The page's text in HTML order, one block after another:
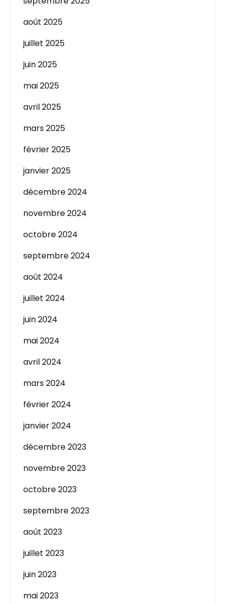
août 2025
juillet 2025
juin 2025
mai 2025
avril 2025
mars 2025
février 2025
janvier 2025
décembre 2024
novembre 2024
octobre 2024
septembre 2024
août 2024
juillet 2024
juin 2024
mai 2024
avril 2024
mars 2024
février 2024
janvier 2024
décembre 2023
novembre 2023
octobre 2023
septembre 2023
août 2023
juillet 2023
juin 2023
mai 2023